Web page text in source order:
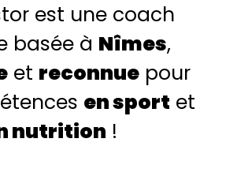
est une coach
basée à Nîmes,
et reconnue pour
en sport et
nutrition !